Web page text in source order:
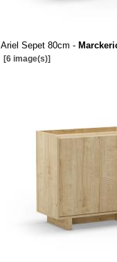
Ariel Sepet 80cm -
[6 image(s)]